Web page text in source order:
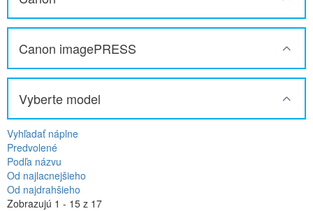
Canon imagePRESS
Vyberte model
Vyhľadať náplne
Predvolené
Podľa názvu
Od najlacnejšieho
Od najdrahšieho
Zobrazujú 1 - 15 z 17